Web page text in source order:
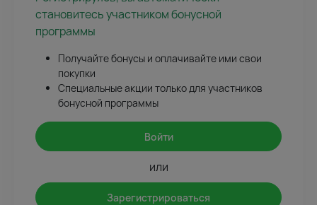
становитесь участником бонусной
программы
Получайте бонусы и оплачивайте ими свои
покупки
Специальные акции только для участников
бонусной программы
Войти
или
Зарегистрироваться